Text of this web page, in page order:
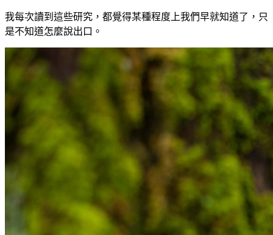
我每次讀到這些研究，都覺得某種程度上我們早就知道了，只
是不知道怎麼說出口。